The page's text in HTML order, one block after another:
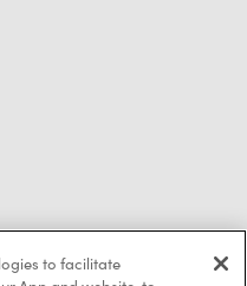
to facilitate